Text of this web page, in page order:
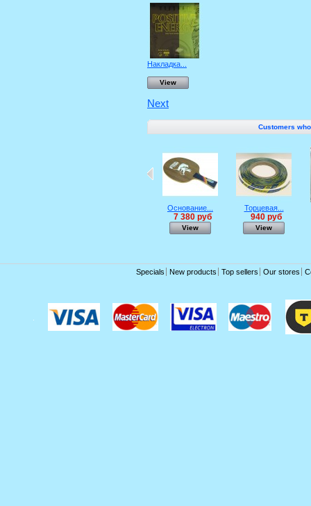
Накладка...
View
Next
Customers
Основание...
7 380 руб
View
Торцевая...
940 руб
View
Specials New products Top sellers Our stores